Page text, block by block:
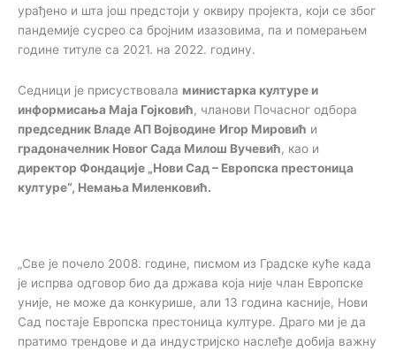
урађено и шта још предстоји у оквиру пројекта, који се због
пандемије сусрео са бројним изазовима, па и померањем
године титуле са 2021. на 2022. годину.
Седници је присуствовала министарка културе и
информисања Маја Гојковић, чланови Почасног одбора
председник Владе АП Војводине Игор Мировић и
градоначелник Новог Сада Милош Вучевић, као и
директор Фондације „Нови Сад – Европска престоница
културе“, Немања Миленковић.
„Све је почело 2008. године, писмом из Градске куће када
је испрва одговор био да држава која није члан Европске
уније, не може да конкурише, али 13 година касније, Нови
Сад постаје Европска престоница културе. Драго ми је да
пратимо трендове и да индустријско наслеђе добија важну